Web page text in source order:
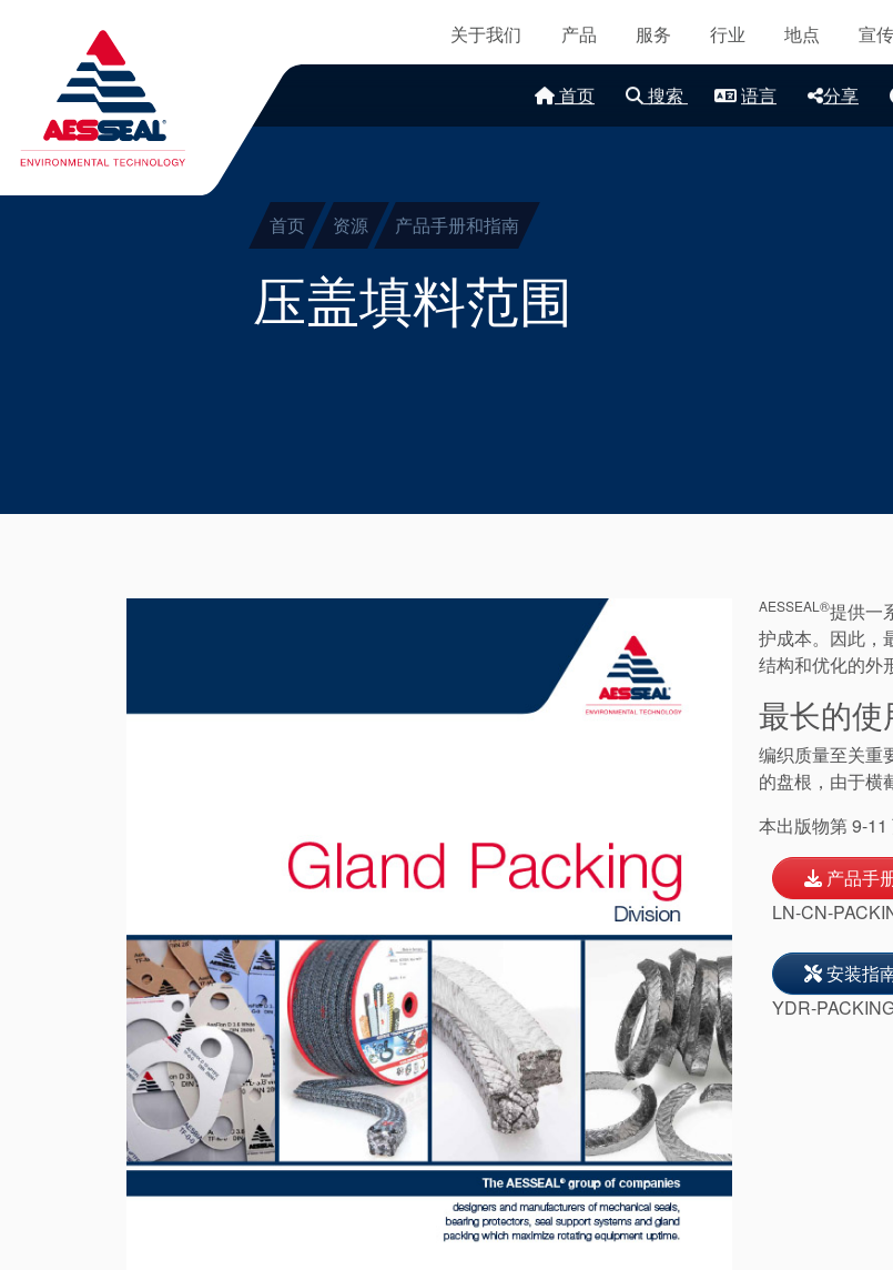
主导航
关于我们 产品 服务 行业 地点 宣
集装式机械密封
两部件密封
干气密封
盘根
密封辅助系统
地点
首页 搜索 语言 分享
首页 资源 产品手册和指南
压盖填料范围
AESSEAL®提供一
护成本。因此，
结构和优化的外
最长的使
编织质量至关重
的盘根，由于横
本出版物第 9-11
产品手
LN-CN-
安装指
YDR-